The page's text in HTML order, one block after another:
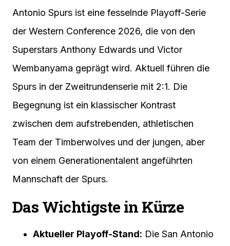
Antonio Spurs ist eine fesselnde Playoff-Serie
der Western Conference 2026, die von den
Superstars Anthony Edwards und Victor
Wembanyama geprägt wird. Aktuell führen die
Spurs in der Zweitrundenserie mit 2:1. Die
Begegnung ist ein klassischer Kontrast
zwischen dem aufstrebenden, athletischen
Team der Timberwolves und der jungen, aber
von einem Generationentalent angeführten
Mannschaft der Spurs.
Das Wichtigste in Kürze
Aktueller Playoff-Stand: Die San Antonio